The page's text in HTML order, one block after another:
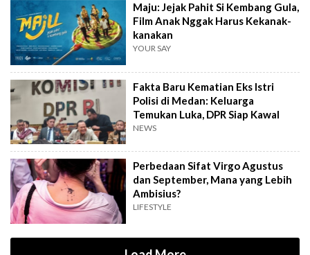
Maju: Jejak Pahit Si Kembang Gula,
Film Anak Nggak Harus Kekanak-
kanakan
YOUR SAY
Fakta Baru Kematian Eks Istri
Polisi di Medan: Keluarga
Temukan Luka, DPR Siap Kawal
NEWS
Perbedaan Sifat Virgo Agustus
dan September, Mana yang Lebih
Ambisius?
LIFESTYLE